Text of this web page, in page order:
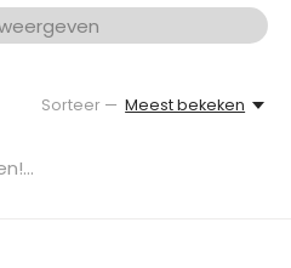
Sorteer — Meest bekeken